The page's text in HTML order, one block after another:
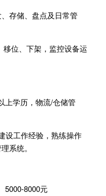
存储、盘点及日常管
位、下架，监控设备运
上学历，物流/仓储管
设工作经验，熟练操作
系统。
5000-8000元